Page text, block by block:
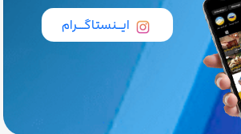
ایــنستاگـــرام